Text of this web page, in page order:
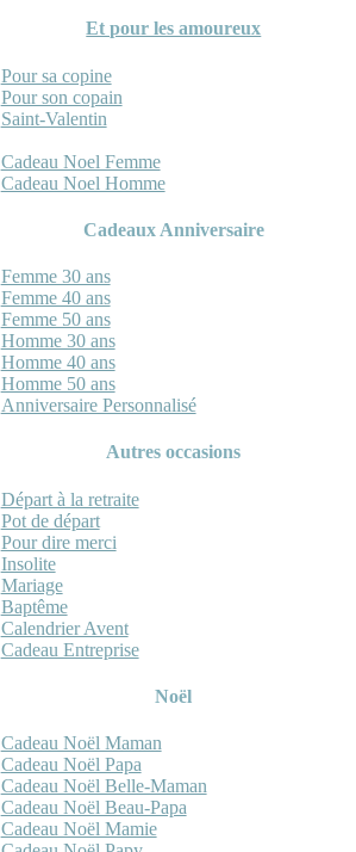
Et pour les amoureux
Pour sa copine
Pour son copain
Saint-Valentin
Cadeau Noel Femme
Cadeau Noel Homme
Cadeaux Anniversaire
Femme 30 ans
Femme 40 ans
Femme 50 ans
Homme 30 ans
Homme 40 ans
Homme 50 ans
Anniversaire Personnalisé
Autres occasions
Départ à la retraite
Pot de départ
Pour dire merci
Insolite
Mariage
Baptême
Calendrier Avent
Cadeau Entreprise
Noël
Cadeau Noël Maman
Cadeau Noël Papa
Cadeau Noël Belle-Maman
Cadeau Noël Beau-Papa
Cadeau Noël Mamie